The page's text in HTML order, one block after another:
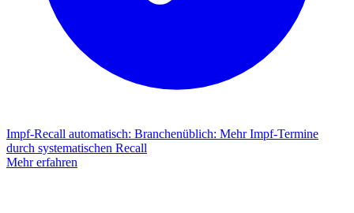
Impf-Recall automatisch: Branchenüblich: Mehr Impf-Termine
durch systematischen Recall
Mehr erfahren